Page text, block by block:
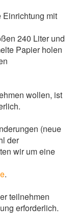
Einrichtung mit
240 Liter und
Papier holen
wollen, ist
(neue
der
wir um eine
.
teilnehmen
erforderlich.